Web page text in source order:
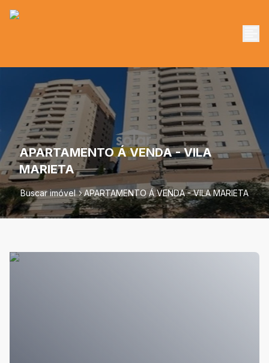
APARTAMENTO Á VENDA - VILA
MARIETA
Buscar imóvel APARTAMENTO Á VENDA - VILA MARIETA